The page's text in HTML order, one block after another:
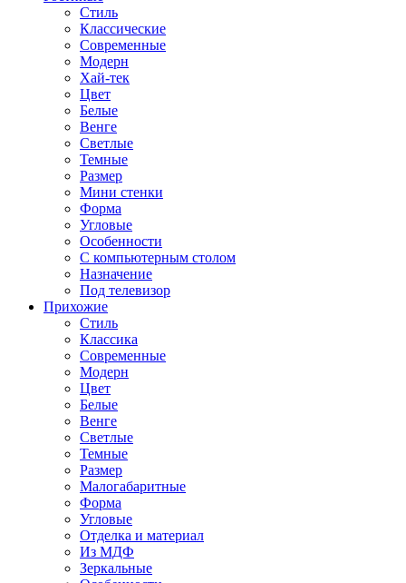
Стиль
Классические
Современные
Модерн
Хай-тек
Цвет
Белые
Венге
Светлые
Темные
Размер
Мини стенки
Форма
Угловые
Особенности
С компьютерным столом
Назначение
Под телевизор
Прихожие
Стиль
Классика
Современные
Модерн
Цвет
Белые
Венге
Светлые
Темные
Размер
Малогабаритные
Форма
Угловые
Отделка и материал
Из МДФ
Зеркальные